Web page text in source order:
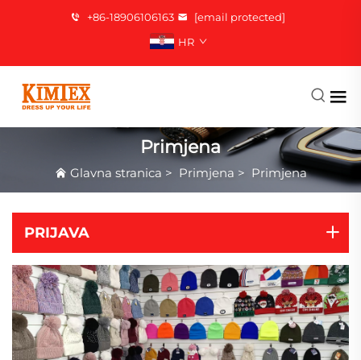
+86-18906106163
[email protected]
HR
Primjena
Glavna stranica > Primjena > Primjena
PRIJAVA